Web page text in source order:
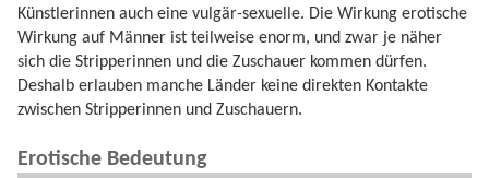
Künstlerinnen auch eine vulgär-sexuelle. Die Wirkung erotische
Wirkung auf Männer ist teilweise enorm, und zwar je näher
sich die Stripperinnen und die Zuschauer kommen dürfen.
Deshalb erlauben manche Länder keine direkten Kontakte
zwischen Stripperinnen und Zuschauern.
Erotische Bedeutung